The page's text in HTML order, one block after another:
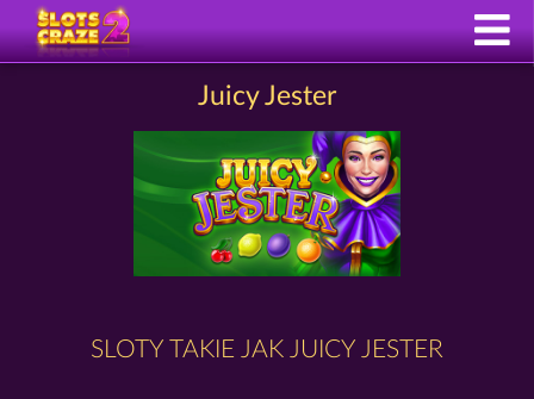
Juicy Jester
SLOTY TAKIE JAK JUICY JESTER